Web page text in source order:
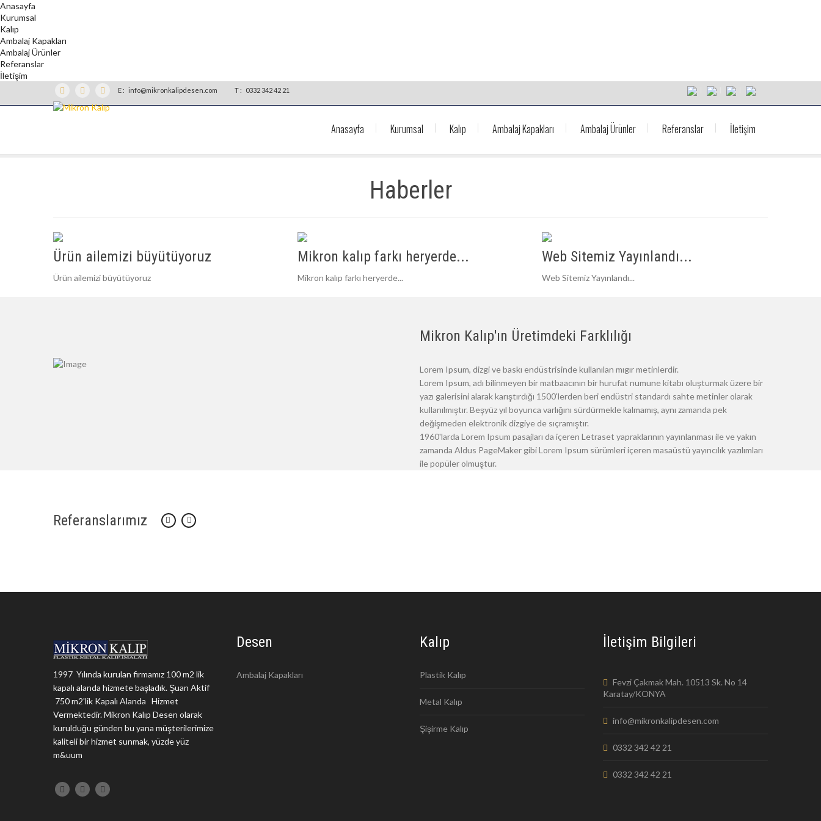
Anasayfa
Kurumsal
Kalıp
Ambalaj Kapakları
Ambalaj Ürünler
Referanslar
İletişim
E : info@mikronkalipdesen.com T : 0332 342 42 21
Anasayfa Kurumsal Kalıp Ambalaj Kapakları Ambalaj Ürünler Referanslar İletişim
Haberler
Ürün ailemizi büyütüyoruz
Ürün ailemizi büyütüyoruz
Mikron kalıp farkı heryerde...
Mikron kalıp farkı heryerde...
Web Sitemiz Yayınlandı...
Web Sitemiz Yayınlandı...
Mikron Kalıp'ın Üretimdeki Farklılığı
Lorem Ipsum, dizgi ve baskı endüstrisinde kullanılan mıgır metinlerdir.
Lorem Ipsum, adı bilinmeyen bir matbaacının bir hurufat numune kitabı oluşturmak üzere bir
yazı galerisini alarak karıştırdığı 1500'lerden beri endüstri standardı sahte metinler olarak
kullanılmıştır. Beşyüz yıl boyunca varlığını sürdürmekle kalmamış, aynı zamanda pek
değişmeden elektronik dizgiye de sıçramıştır.
1960'larda Lorem Ipsum pasajları da içeren Letraset yapraklarının yayınlanması ile ve yakın
zamanda Aldus PageMaker gibi Lorem Ipsum sürümleri içeren masaüstü yayıncılık yazılımları
ile popüler olmuştur.
Referanslarımız
1997 Yılında kurulan firmamız 100 m2 lik
kapalı alanda hizmete başladık. Şuan Aktif
750 m2'lik Kapalı Alanda Hizmet
Vermektedir. Mikron Kalıp Desen olarak
kurulduğu günden bu yana müşterilerimize
kaliteli bir hizmet sunmak, yüzde yüz
m&uum
Desen
Ambalaj Kapakları
Kalıp
Plastik Kalıp
Metal Kalıp
Şişirme Kalıp
İletişim Bilgileri
Fevzi Çakmak Mah. 10513 Sk. No 14
Karatay/KONYA
info@mikronkalipdesen.com
0332 342 42 21
0332 342 42 21